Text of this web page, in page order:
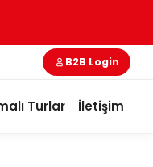
B2B Login
Turlar İletişim